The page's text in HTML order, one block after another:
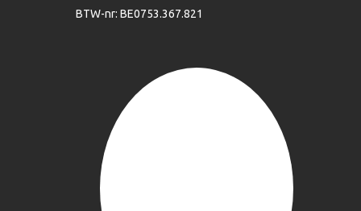
BTW-nr: BE0753.367.821